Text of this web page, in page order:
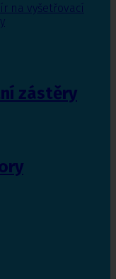
na vyšetřovací
zástěry